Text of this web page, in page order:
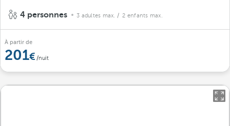
4 personnes 3 adultes max. / 2 enfants max.
À partir de
201 /nuit